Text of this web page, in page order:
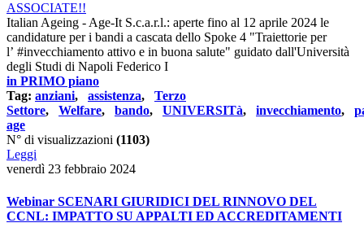
Italian Ageing - Age-It S.c.a.r.l.: aperte fino al 12 aprile 2024 le
candidature per i bandi a cascata dello Spoke 4 "Traiettorie per
l’ #invecchiamento attivo e in buona salute" guidato dall'Università
degli Studi di Napoli Federico I
in PRIMO piano
Tag: anziani, assistenza, Terzo
Settore, Welfare, bando, UNIVERSITà, invecchiamento,
age
N° di visualizzazioni (1103)
Leggi
venerdì 23 febbraio 2024
Webinar SCENARI GIURIDICI DEL RINNOVO DEL
CCNL: IMPATTO SU APPALTI ED ACCREDITAMENTI